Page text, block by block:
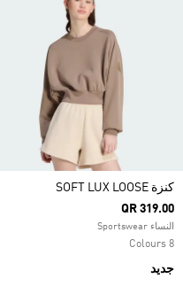
كنزة SOFT LUX LOOSE
QR 319.00
النساء Sportswear
8 Colours
جديد